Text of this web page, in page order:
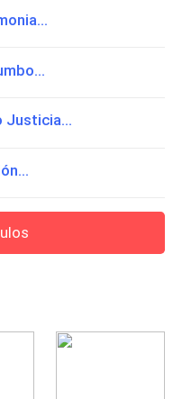
Justicia...